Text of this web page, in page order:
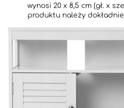
wynosi 20 x 8,5 cm (gł. x
produktu należy